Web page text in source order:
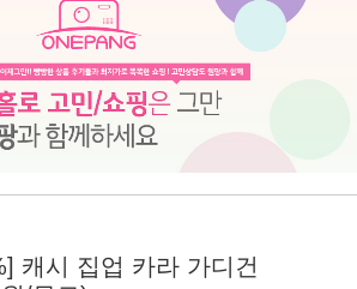
캐시 집업 카라 가디건